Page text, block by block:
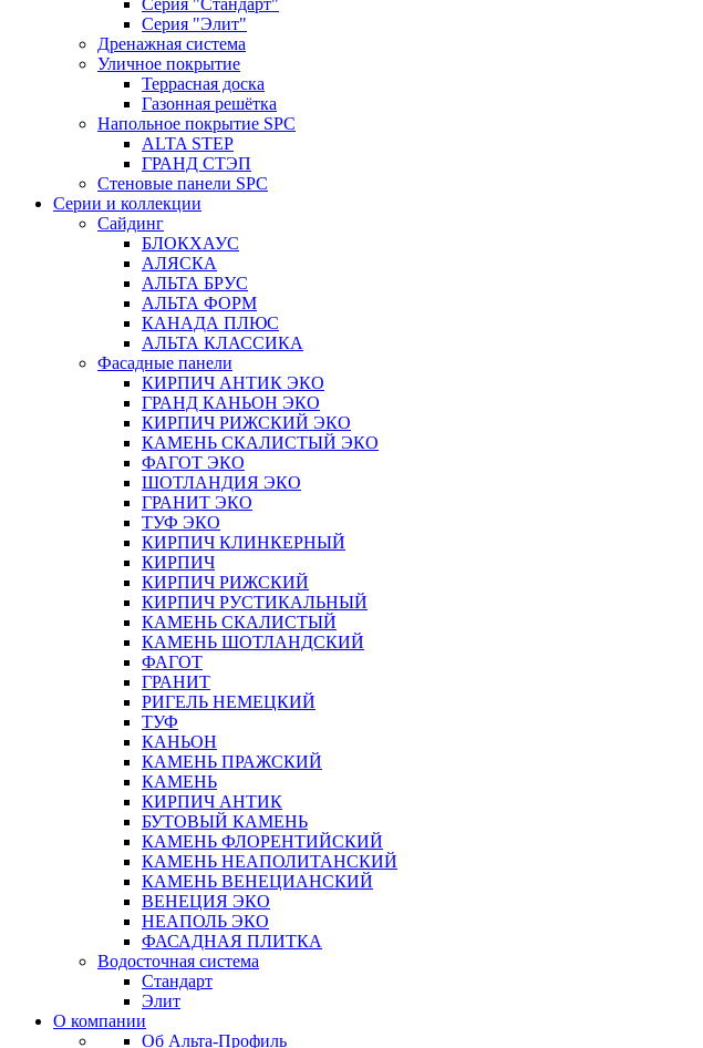
Серия "Стандарт"
Серия "Элит"
Дренажная система
Уличное покрытие
Террасная доска
Газонная решётка
Напольное покрытие SPC
ALTA STEP
ГРАНД СТЭП
Стеновые панели SPC
Серии и коллекции
Сайдинг
БЛОКХАУС
АЛЯСКА
АЛЬТА БРУС
АЛЬТА ФОРМ
КАНАДА ПЛЮС
АЛЬТА КЛАССИКА
Фасадные панели
КИРПИЧ АНТИК ЭКО
ГРАНД КАНЬОН ЭКО
КИРПИЧ РИЖСКИЙ ЭКО
КАМЕНЬ СКАЛИСТЫЙ ЭКО
ФАГОТ ЭКО
ШОТЛАНДИЯ ЭКО
ГРАНИТ ЭКО
ТУФ ЭКО
КИРПИЧ КЛИНКЕРНЫЙ
КИРПИЧ
КИРПИЧ РИЖСКИЙ
КИРПИЧ РУСТИКАЛЬНЫЙ
КАМЕНЬ СКАЛИСТЫЙ
КАМЕНЬ ШОТЛАНДСКИЙ
ФАГОТ
ГРАНИТ
РИГЕЛЬ НЕМЕЦКИЙ
ТУФ
КАНЬОН
КАМЕНЬ ПРАЖСКИЙ
КАМЕНЬ
КИРПИЧ АНТИК
БУТОВЫЙ КАМЕНЬ
КАМЕНЬ ФЛОРЕНТИЙСКИЙ
КАМЕНЬ НЕАПОЛИТАНСКИЙ
КАМЕНЬ ВЕНЕЦИАНСКИЙ
ВЕНЕЦИЯ ЭКО
НЕАПОЛЬ ЭКО
ФАСАДНАЯ ПЛИТКА
Водосточная система
Стандарт
Элит
О компании
Об Альта-Профиль